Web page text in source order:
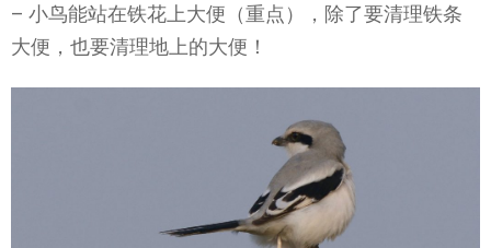
– 小鸟能站在铁花上大便（重点），除了要清理铁条
大便，也要清理地上的大便！